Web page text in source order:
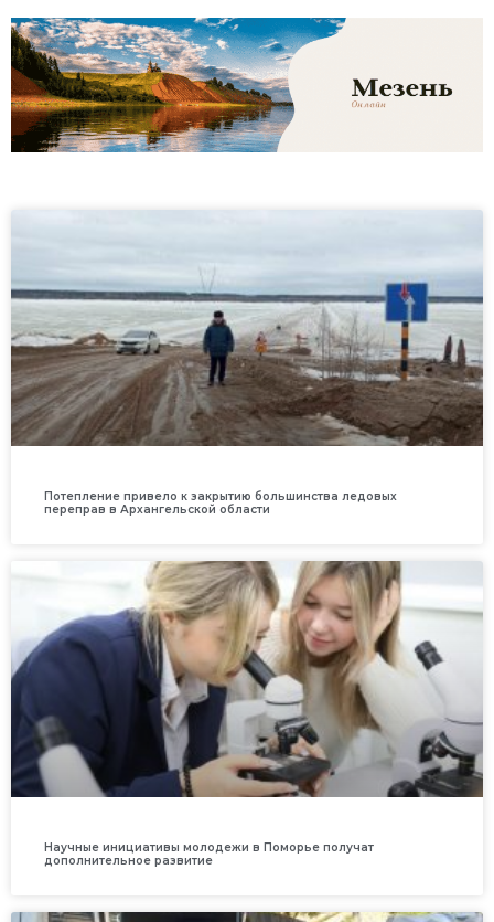
Потепление привело к закрытию большинства ледовых
переправ в Архангельской области
Научные инициативы молодежи в Поморье получат
дополнительное развитие